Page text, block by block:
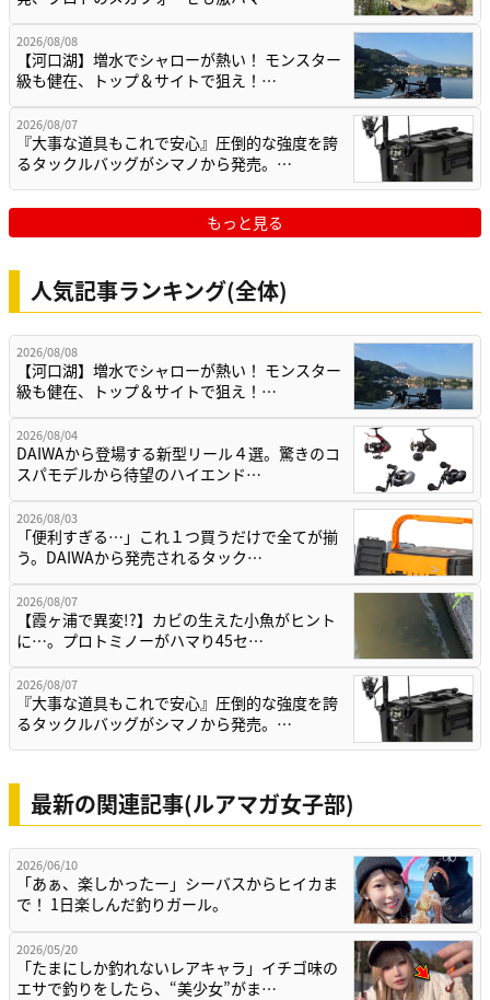
2026/08/08
【河口湖】増水でシャローが熱い！ モンスター
級も健在、トップ＆サイトで狙え！…
2026/08/07
『大事な道具もこれで安心』圧倒的な強度を誇
るタックルバッグがシマノから発売。…
もっと見る
人気記事ランキング(全体)
2026/08/08
【河口湖】増水でシャローが熱い！ モンスター
級も健在、トップ＆サイトで狙え！…
2026/08/04
DAIWAから登場する新型リール４選。驚きのコ
スパモデルから待望のハイエンド…
2026/08/03
「便利すぎる…」これ１つ買うだけで全てが揃
う。DAIWAから発売されるタック…
2026/08/07
【霞ヶ浦で異変!?】カビの生えた小魚がヒント
に…。プロトミノーがハマり45セ…
2026/08/07
『大事な道具もこれで安心』圧倒的な強度を誇
るタックルバッグがシマノから発売。…
最新の関連記事(ルアマガ女子部)
2026/06/10
「あぁ、楽しかったー」シーバスからヒイカま
で！ 1日楽しんだ釣りガール。
2026/05/20
「たまにしか釣れないレアキャラ」イチゴ味の
エサで釣りをしたら、“美少女”がま…